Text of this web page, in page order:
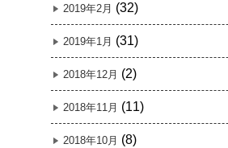
2019年2月 (32)
2019年1月 (31)
2018年12月 (2)
2018年11月 (11)
2018年10月 (8)